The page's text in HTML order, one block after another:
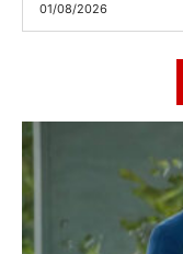
01/08/2026